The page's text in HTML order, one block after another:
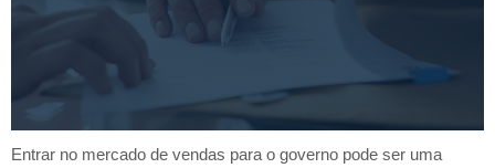
Entrar no mercado de vendas para o governo pode ser uma